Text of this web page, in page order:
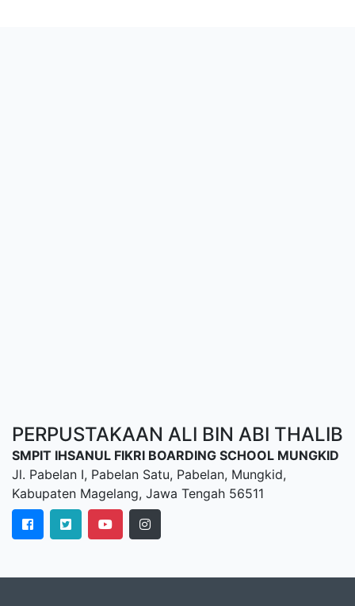
PERPUSTAKAAN ALI BIN ABI THALIB
SMPIT IHSANUL FIKRI BOARDING SCHOOL MUNGKID
Jl. Pabelan I, Pabelan Satu, Pabelan, Mungkid,
Kabupaten Magelang, Jawa Tengah 56511